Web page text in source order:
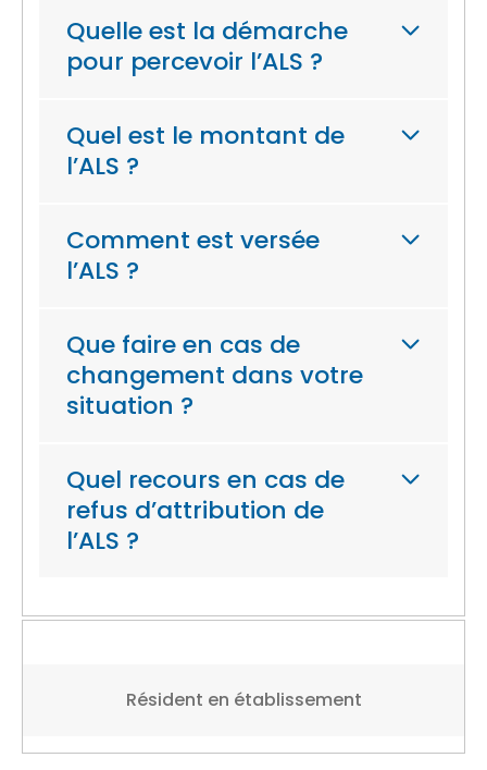
Quelle est la démarche
pour percevoir l’ALS ?
Quel est le montant de
l’ALS ?
Comment est versée
l’ALS ?
Que faire en cas de
changement dans votre
situation ?
Quel recours en cas de
refus d’attribution de
l’ALS ?
Résident en établissement